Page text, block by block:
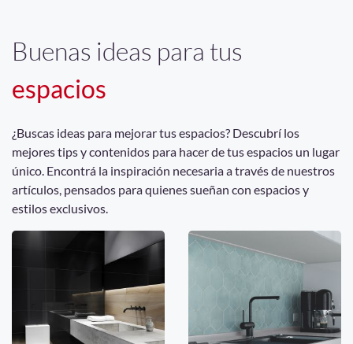
Buenas ideas para tus
espacios
¿Buscas ideas para mejorar tus espacios? Descubrí los
mejores tips y contenidos para hacer de tus espacios un lugar
único. Encontrá la inspiración necesaria a través de nuestros
artículos, pensados para quienes sueñan con espacios y
estilos exclusivos.